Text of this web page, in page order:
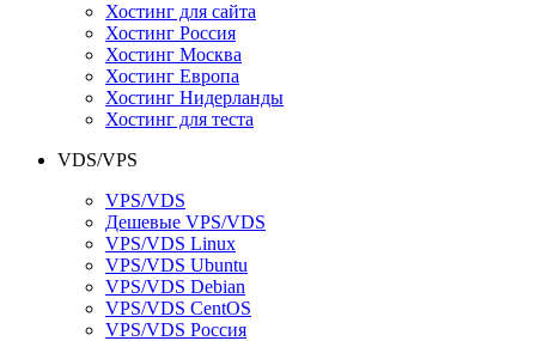
Хостинг для сайта
Хостинг Россия
Хостинг Москва
Хостинг Европа
Хостинг Нидерланды
Хостинг для теста
VDS/VPS
VPS/VDS
Дешевые VPS/VDS
VPS/VDS Linux
VPS/VDS Ubuntu
VPS/VDS Debian
VPS/VDS CentOS
VPS/VDS Россия